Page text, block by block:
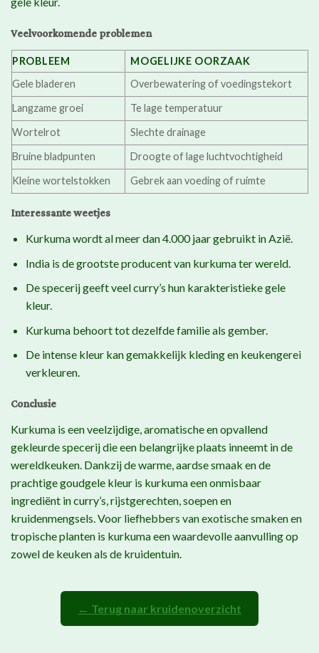
Veelvoorkomende problemen
PROBLEEM
MOGELIJKE OORZAAK
Gele bladeren
Overbewatering of voedingstekort
Langzame groei
Te lage temperatuur
Wortelrot
Slechte drainage
Bruine bladpunten
Droogte of lage luchtvochtigheid
Kleine wortelstokken
Gebrek aan voeding of ruimte
Interessante weetjes
Kurkuma wordt al meer dan 4.000 jaar gebruikt in Azië.
India is de grootste producent van kurkuma ter wereld.
De specerij geeft veel curry’s hun karakteristieke gele
kleur.
Kurkuma behoort tot dezelfde familie als gember.
De intense kleur kan gemakkelijk kleding en keukengerei
verkleuren.
Conclusie
Kurkuma is een veelzijdige, aromatische en opvallend
gekleurde specerij die een belangrijke plaats inneemt in de
wereldkeuken. Dankzij de warme, aardse smaak en de
prachtige goudgele kleur is kurkuma een onmisbaar
ingrediënt in curry’s, rijstgerechten, soepen en
kruidenmengsels. Voor liefhebbers van exotische smaken en
tropische planten is kurkuma een waardevolle aanvulling op
zowel de keuken als de kruidentuin.
← Terug naar kruidenoverzicht